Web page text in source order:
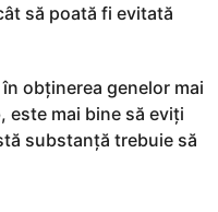
să poată fi evitată
obținerea genelor mai
mai bine să eviți
substanță trebuie să